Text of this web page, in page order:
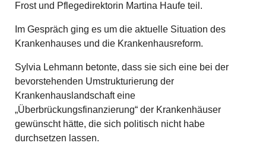
Frost und Pflegedirektorin Martina Haufe teil.
Im Gespräch ging es um die aktuelle Situation des
Krankenhauses und die Krankenhausreform.
Sylvia Lehmann betonte, dass sie sich eine bei der
bevorstehenden Umstrukturierung der
Krankenhauslandschaft eine
„Überbrückungsfinanzierung“ der Krankenhäuser
gewünscht hätte, die sich politisch nicht habe
durchsetzen lassen.